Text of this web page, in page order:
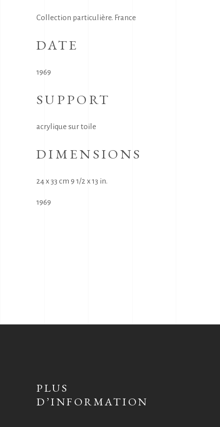
Collection particulière. France
DATE
1969
SUPPORT
acrylique sur toile
DIMENSIONS
24 x 33 cm 9 1/2 x 13 in.
1969
PLUS
D’INFORMATION